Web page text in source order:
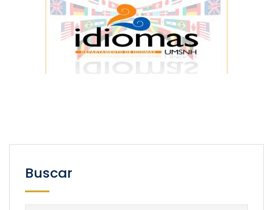
Buscar